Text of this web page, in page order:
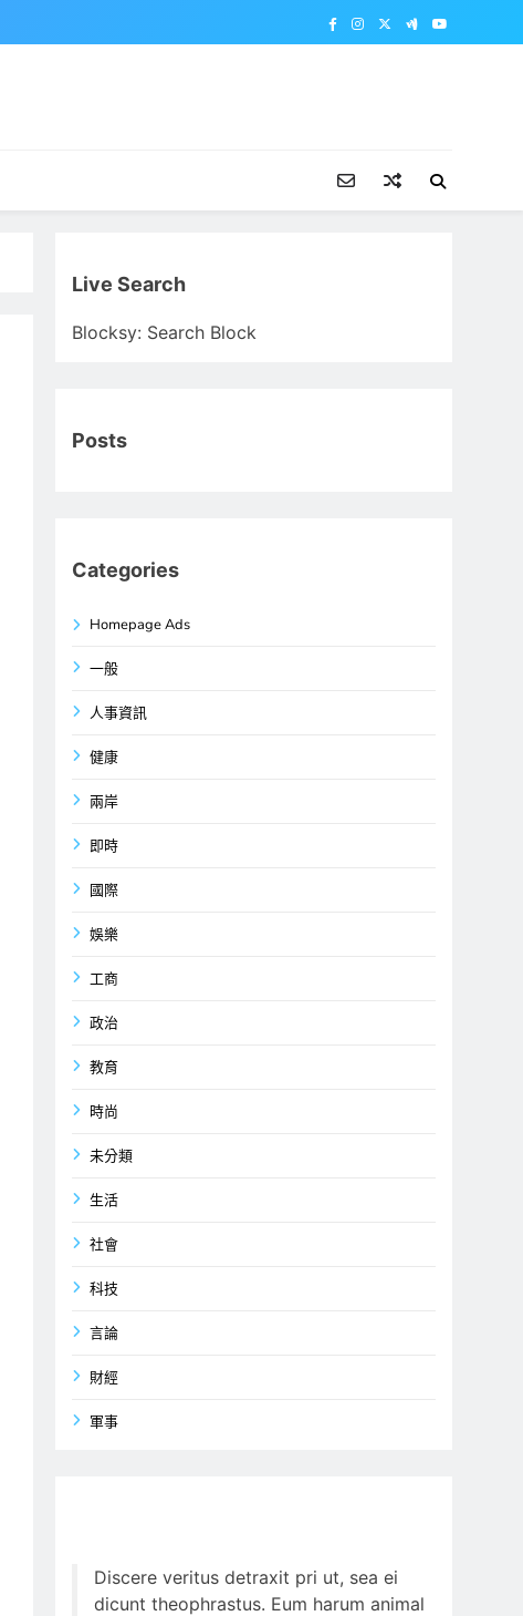
Live Search
Blocksy: Search Block
Posts
Categories
Homepage Ads
一般
人事資訊
健康
兩岸
即時
國際
娛樂
工商
政治
教育
時尚
未分類
生活
社會
科技
言論
財經
軍事
Discere veritus detraxit pri ut, sea ei
dicunt theophrastus. Eum harum animal